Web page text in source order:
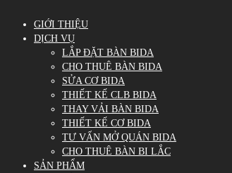
GIỚI THIỆU
DỊCH VỤ
LẮP ĐẶT BÀN BIDA
CHO THUÊ BÀN BIDA
SỬA CƠ BIDA
THIẾT KẾ CLB BIDA
THAY VẢI BÀN BIDA
THIẾT KẾ CƠ BIDA
TƯ VẤN MỞ QUÁN BIDA
CHO THUÊ BÀN BI LẮC
SẢN PHẨM